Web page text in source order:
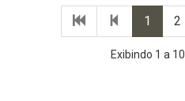
Primeira
página
Página
anterior
1 (página
atual)
2
Exibindo 1 a